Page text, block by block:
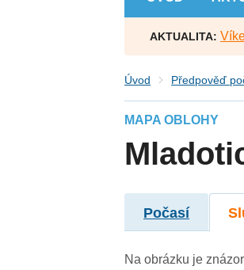
AKTUALITA:
Úvod Předpověď
MAPA OBLOHY
Počasí
Na obrázku je